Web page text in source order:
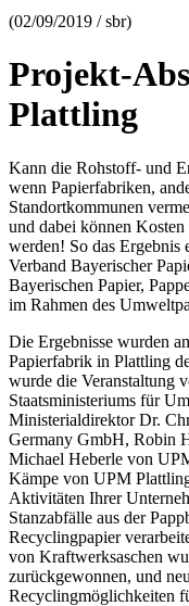
(02/09/2019 / sbr)
Projekt-
Plattling
Kann die Rohstoff- und
wenn Papierfabriken,
Standortkommunen
und dabei können
werden! So das Ergebnis
Verband Bayerischer
Bayerischen Papier,
im Rahmen des
Die Ergebnisse wurden
Papierfabrik in Plattling
wurde die Veranstaltung
Staatsministeriums für
Ministerialdirektor Dr.
Germany GmbH, Robin
Michael Heberle von
Kämpe von UPM
Aktivitäten Ihrer
Stanzabfälle aus der
Recyclingpapier
von Kraftwerksaschen
zurückgewonnen, und
Recyclingmöglichkeiten